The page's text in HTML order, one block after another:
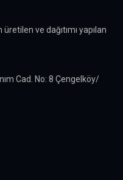
ve dağıtımı yapılan
Cad. No: 8 Çengelköy/